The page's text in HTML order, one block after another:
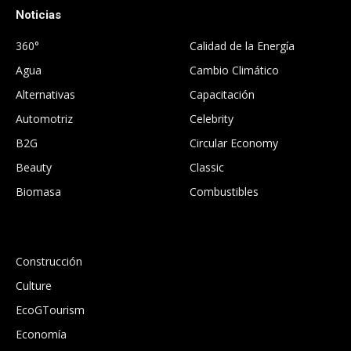
Noticias
360°
Agua
Alternativas
Automotriz
B2G
Beauty
Biomasa
Calidad de la Energía
Cambio Climático
Capacitación
Celebrity
Circular Economy
Classic
Combustibles
Construcción
Culture
EcoGTourism
Economía